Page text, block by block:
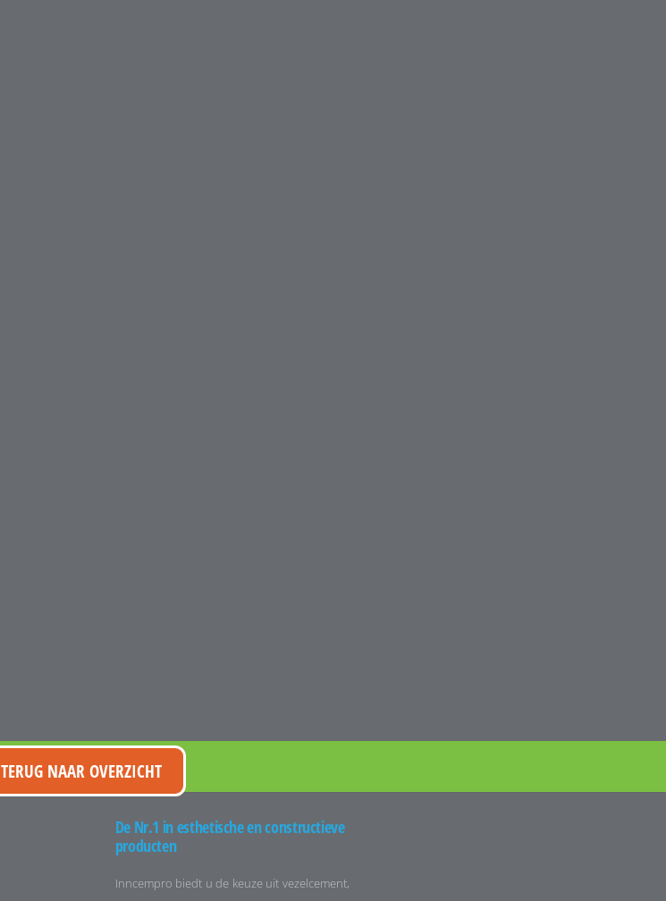
TERUG NAAR OVERZICHT
De Nr.1 in esthetische en constructieve
producten
Inncempro biedt u de keuze uit vezelcement,